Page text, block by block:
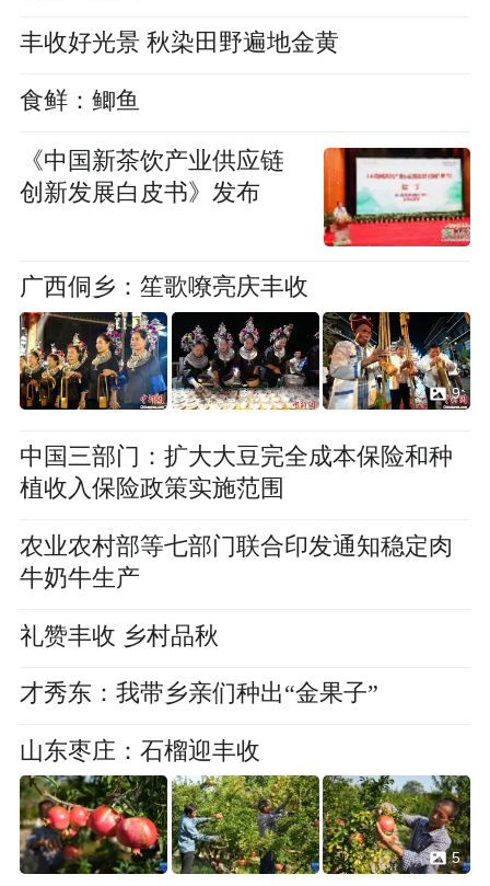
丰收好光景 秋染田野遍地金黄
食鲜：鲫鱼
《中国新茶饮产业供应链
创新发展白皮书》发布
广西侗乡：笙歌嘹亮庆丰收
9
中国三部门：扩大大豆完全成本保险和种
植收入保险政策实施范围
农业农村部等七部门联合印发通知稳定肉
牛奶牛生产
礼赞丰收 乡村品秋
才秀东：我带乡亲们种出“金果子”
山东枣庄：石榴迎丰收
5